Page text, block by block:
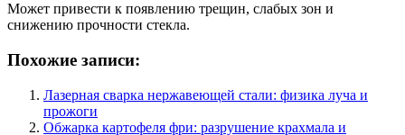
Может привести к появлению трещин, слабых зон и
снижению прочности стекла.
Похожие записи:
Лазерная сварка нержавеющей стали: физика луча и
прожоги
Обжарка картофеля фри: разрушение крахмала и